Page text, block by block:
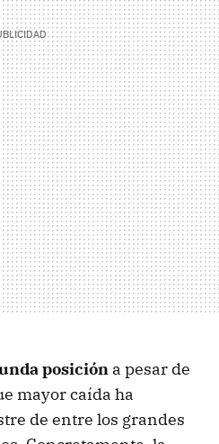
posición a pesar de
mayor caída ha
de entre los grandes